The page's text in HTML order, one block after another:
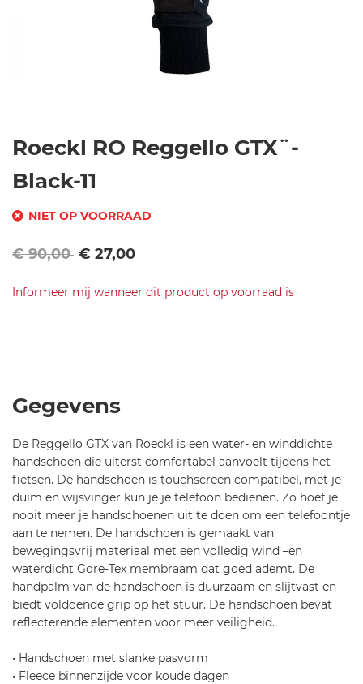
Roeckl RO Reggello GTX¨-
Black-11
NIET OP VOORRAAD
3/
0
0
0
-1
1
prijs
€ 90,00 Speciale
€ 27,00
Informeer mij wanneer dit product op voorraad is
Black-
11
Ga
naar
het
begin
van
afbeeldingen-
gallerij
Gegevens
De Reggello GTX van Roeckl is een water- en winddichte
handschoen die uiterst comfortabel aanvoelt tijdens het
fietsen. De handschoen is touchscreen compatibel, met je
duim en wijsvinger kun je je telefoon bedienen. Zo hoef je
nooit meer je handschoenen uit te doen om een telefoontje
aan te nemen. De handschoen is gemaakt van
bewegingsvrij materiaal met een volledig wind –en
waterdicht Gore-Tex membraam dat goed ademt. De
handpalm van de handschoen is duurzaam en slijtvast en
biedt voldoende grip op het stuur. De handschoen bevat
reflecterende elementen voor meer veiligheid.
• Handschoen met slanke pasvorm
• Fleece binnenzijde voor koude dagen